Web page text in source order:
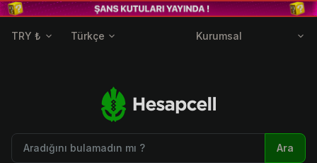
TRY ₺ Türkçe Kurumsal
Ara